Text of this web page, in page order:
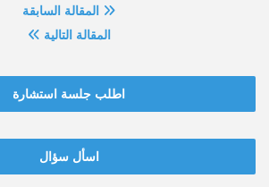
المقالة السابقة
المقالة التالية
اطلب جلسة استشارة
‫‫اسأل سؤال